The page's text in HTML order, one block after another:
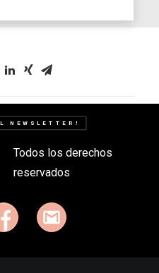
NEWSLETTER!
Todos los derechos
reservados